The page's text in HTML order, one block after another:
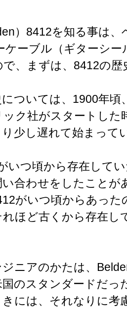
）8412を知る事は、
ケーブル（ギターシー
、まずは、8412の歴
ついては、1900年頃
ク社がスタートした
少し遅れて始まって
いつ頃から存在して
合わせをしたことが
がいつ頃からあった
ほど古くから存在し
ニアのかたは、
のスタンダードだっ
には、それなりに考